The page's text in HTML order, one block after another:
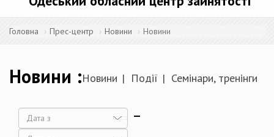
Головна Прес-центр Новини Новини
Новини Новини Події Семінари, тренінги
Дата